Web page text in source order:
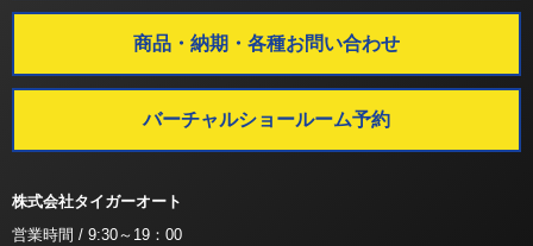
商品・納期・各種お問い合わせ
バーチャルショールーム予約
株式会社タイガーオート
営業時間 / 9:30～19：00